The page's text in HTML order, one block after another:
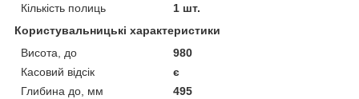
Кількість полиць
1 шт.
Користувальницькі характеристики
Висота, до
980
Касовий відсік
є
Глибина до, мм
495